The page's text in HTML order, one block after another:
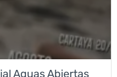
Aguas Abiertas